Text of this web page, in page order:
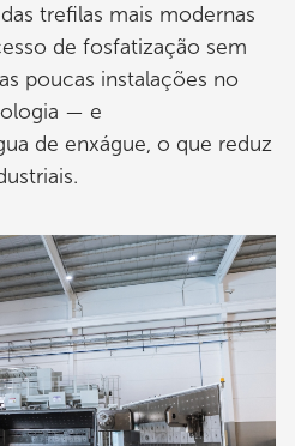
trefilas mais modernas
de fosfatização sem
poucas instalações no
— e
de enxágue, o que reduz